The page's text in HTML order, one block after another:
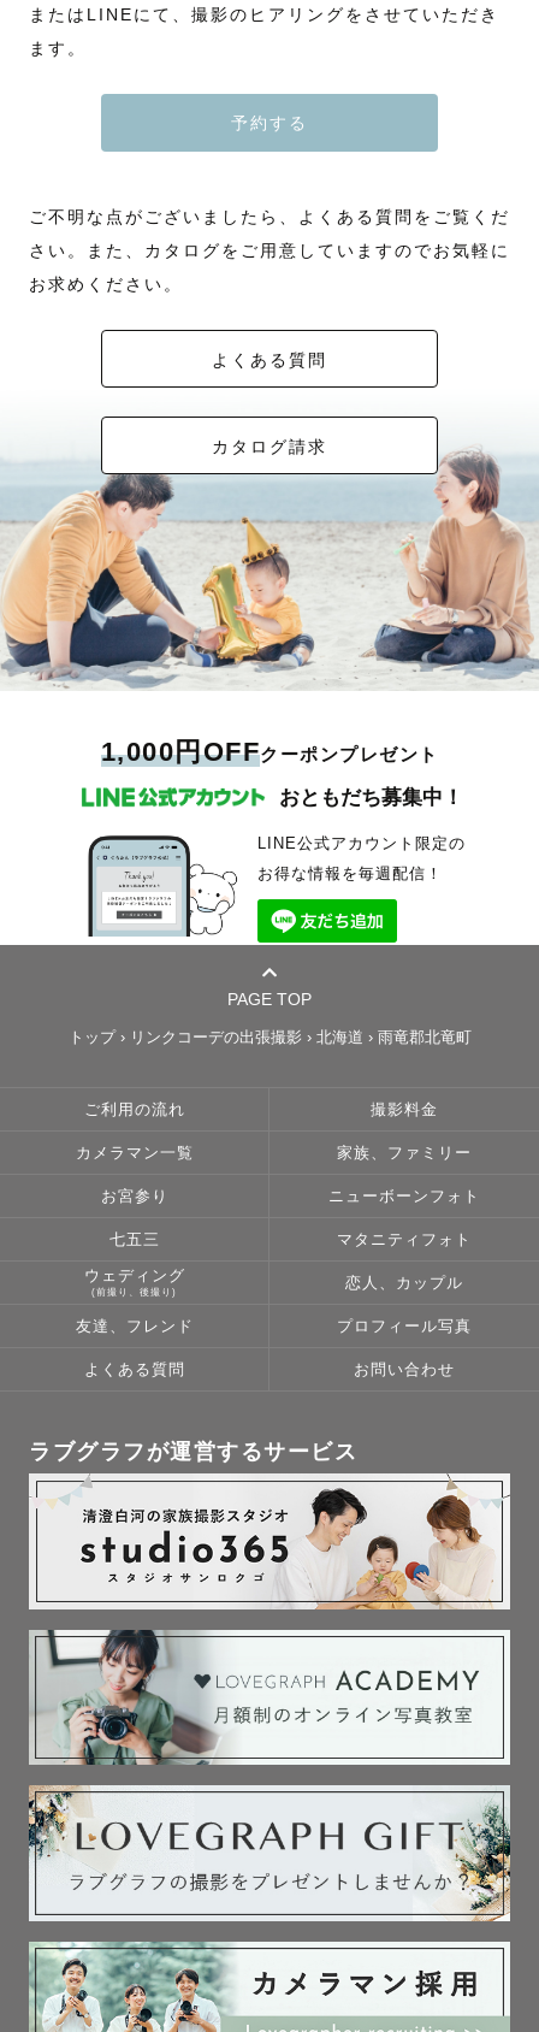
またはLINEにて、撮影のヒアリングをさせていただき
ます。
予約する
ご不明な点がございましたら、よくある質問をご覧くだ
さい。また、カタログをご用意していますのでお気軽に
お求めください。
よくある質問
カタログ請求
1,000円OFFクーポンプレゼント
おともだち募集中！
LINE公式アカウント限定の
お得な情報を毎週配信！
PAGE TOP
トップ› リンクコーデの出張撮影 › 北海道 › 雨竜郡北竜町
ご利用の流れ 撮影料金
カメラマン一覧 家族、ファミリー
お宮参り ニューボーンフォト
七五三 マタニティフォト
ウェディング
(前撮り、後撮り)
恋人、カップル
友達、フレンド プロフィール写真
よくある質問 お問い合わせ
ラブグラフが運営するサービス